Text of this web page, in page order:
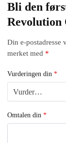
Bli den
Revolution
Din e-
merket med *
Vurderingen din *
Omtalen din *